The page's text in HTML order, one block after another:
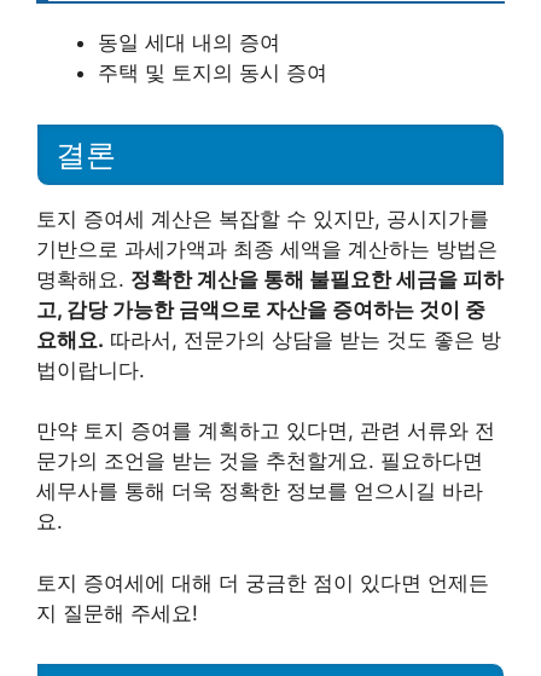
동일 세대 내의 증여
주택 및 토지의 동시 증여
결론
토지 증여세 계산은 복잡할 수 있지만, 공시지가를
기반으로 과세가액과 최종 세액을 계산하는 방법은
명확해요. 정확한 계산을 통해 불필요한 세금을 피하
고, 감당 가능한 금액으로 자산을 증여하는 것이 중
요해요. 따라서, 전문가의 상담을 받는 것도 좋은 방
법이랍니다.
만약 토지 증여를 계획하고 있다면, 관련 서류와 전
문가의 조언을 받는 것을 추천할게요. 필요하다면
세무사를 통해 더욱 정확한 정보를 얻으시길 바라
요.
토지 증여세에 대해 더 궁금한 점이 있다면 언제든
지 질문해 주세요!